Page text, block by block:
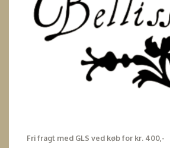
Fri fragt med GLS ved køb for kr. 400,-